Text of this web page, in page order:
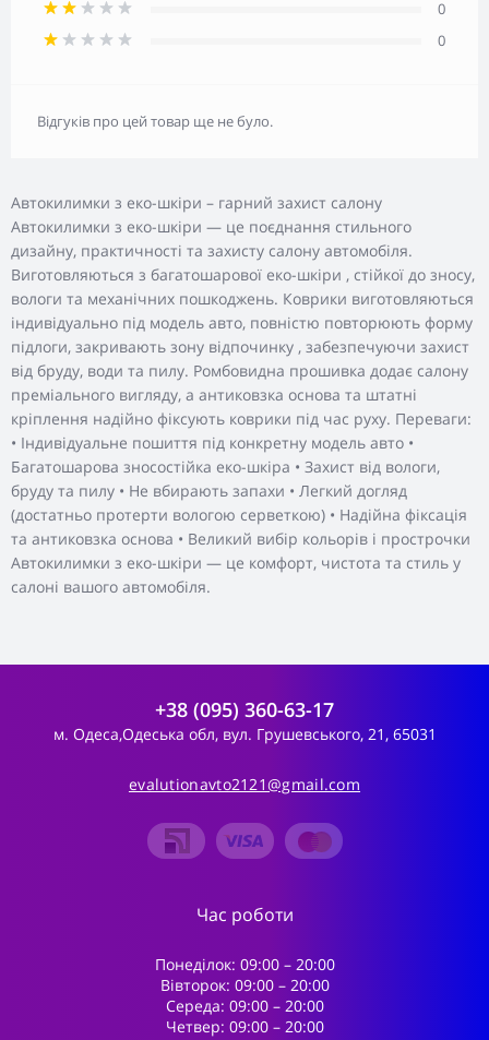
Автокилимки з еко-шкіри – гарний захист салону
Автокилимки з еко-шкіри — це поєднання стильного
дизайну, практичності та захисту салону автомобіля.
Виготовляються з багатошарової еко-шкіри , стійкої до зносу,
вологи та механічних пошкоджень. Коврики виготовляються
індивідуально під модель авто, повністю повторюють форму
підлоги, закривають зону відпочинку , забезпечуючи захист
від бруду, води та пилу. Ромбовидна прошивка додає салону
преміального вигляду, а антиковзка основа та штатні
кріплення надійно фіксують коврики під час руху. Переваги:
• Індивідуальне пошиття під конкретну модель авто •
Багатошарова зносостійка еко-шкіра • Захист від вологи,
бруду та пилу • Не вбирають запахи • Легкий догляд
(достатньо протерти вологою серветкою) • Надійна фіксація
та антиковзка основа • Великий вибір кольорів і прострочки
Автокилимки з еко-шкіри — це комфорт, чистота та стиль у
салоні вашого автомобіля.
0
0
Відгуків про цей товар ще не було.
+38 (095) 360-63-17
м. Одеса,Одеська обл, вул. Грушевського, 21, 65031
evalutionavto2121@gmail.com
Час роботи
Понеділок: 09:00 – 20:00
Вівторок: 09:00 – 20:00
Середа: 09:00 – 20:00
Четвер: 09:00 – 20:00